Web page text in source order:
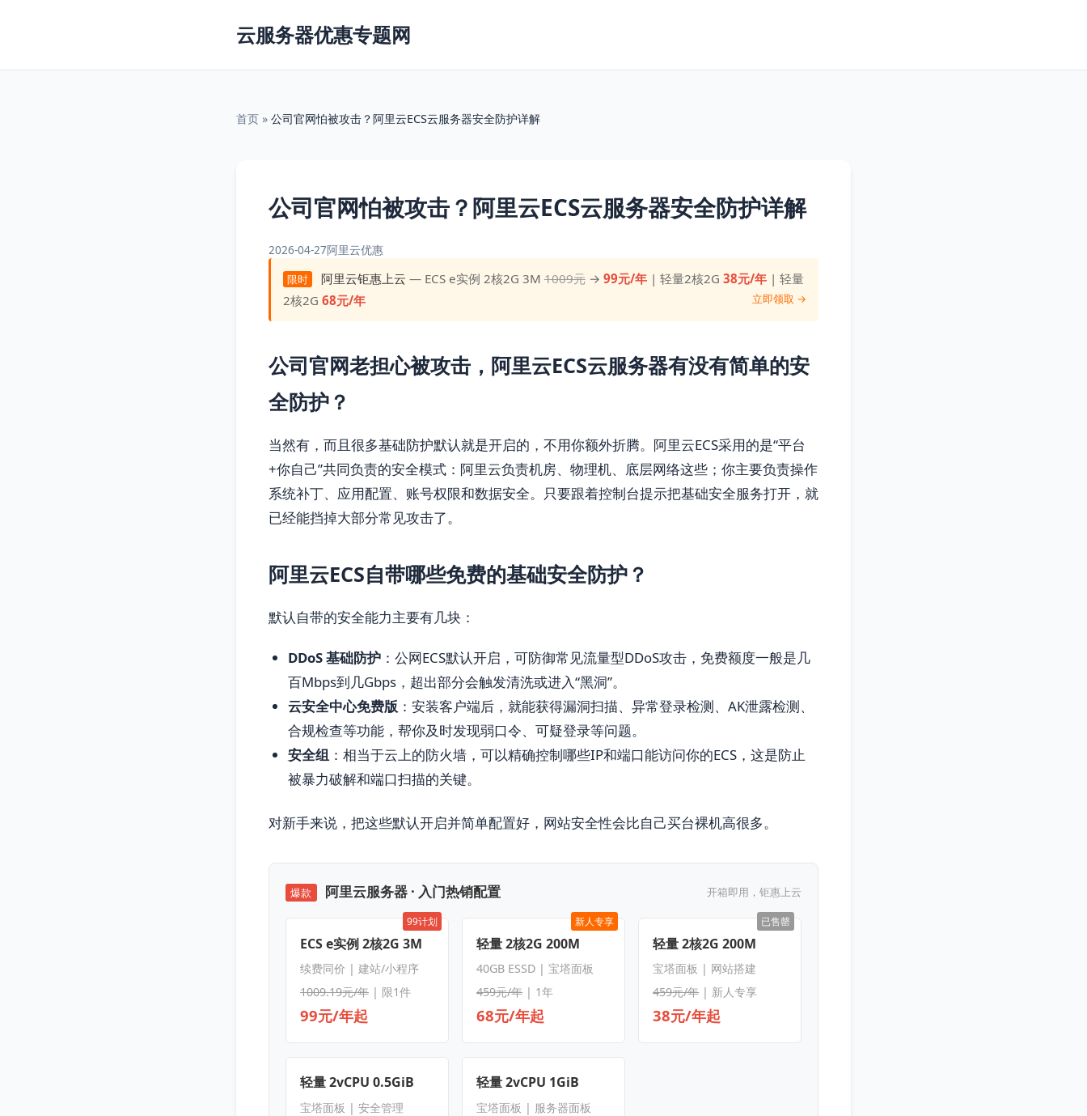
云服务器优惠专题网
首页 » 公司官网怕被攻击？阿里云ECS云服务器安全防护详解
公司官网怕被攻击？阿里云ECS云服务器安全防护详解
2026-04-27阿里云优惠
限时 阿里云钜惠上云 — ECS e实例 2核2G 3M 1009元→ 99元/年| 轻量2核2G 38元/年| 轻量
2核2G68元/年 立即领取 →
公司官网老担心被攻击，阿里云ECS云服务器有没有简单的安
全防护？
当然有，而且很多基础防护默认就是开启的，不用你额外折腾。阿里云ECS采用的是“平台
+你自己”共同负责的安全模式：阿里云负责机房、物理机、底层网络这些；你主要负责操作
系统补丁、应用配置、账号权限和数据安全。只要跟着控制台提示把基础安全服务打开，就
已经能挡掉大部分常见攻击了。
阿里云ECS自带哪些免费的基础安全防护？
默认自带的安全能力主要有几块：
DDoS 基础防护 ：公网ECS默认开启，可防御常见流量型DDoS攻击，免费额度一般是几
百Mbps到几Gbps，超出部分会触发清洗或进入“黑洞”。
云安全中心免费版 ：安装客户端后，就能获得漏洞扫描、异常登录检测、AK泄露检测、
合规检查等功能，帮你及时发现弱口令、可疑登录等问题。
安全组 ：相当于云上的防火墙，可以精确控制哪些IP和端口能访问你的ECS，这是防止
被暴力破解和端口扫描的关键。
对新手来说，把这些默认开启并简单配置好，网站安全性会比自己买台裸机高很多。
爆款 阿里云服务器 · 入门热销配置 开箱即用，钜惠上云
99计划
ECS e实例 2核2G 3M
续费同价 | 建站/小程序
1009.19元/年| 限1件
99元/年起
新人专享
轻量 2核2G 200M
40GB ESSD | 宝塔面板
459元/年 | 1年
68元/年起
已售罄
轻量 2核2G 200M
宝塔面板 | 网站搭建
459元/年| 新人专享
38元/年起
轻量 2vCPU 0.5GiB
宝塔面板 | 安全管理
轻量 2vCPU 1GiB
宝塔面板 | 服务器面板